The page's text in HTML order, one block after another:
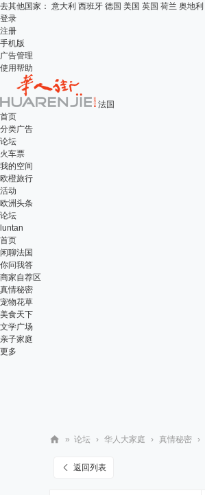
去其他国家： 意大利 西班牙 德国 美国 英国 荷兰 奥地利
登录
注册
手机版
广告管理
使用帮助
法国
首页
分类广告
论坛
火车票
我的空间
欧橙旅行
活动
欧洲头条
论坛
luntan
首页
闲聊法国
你问我答
商家自荐区
真情秘密
宠物花草
美食天下
文学广场
亲子家庭
更多
» 论坛 › 华人大家庭 › 真情秘密 ›
返回列表